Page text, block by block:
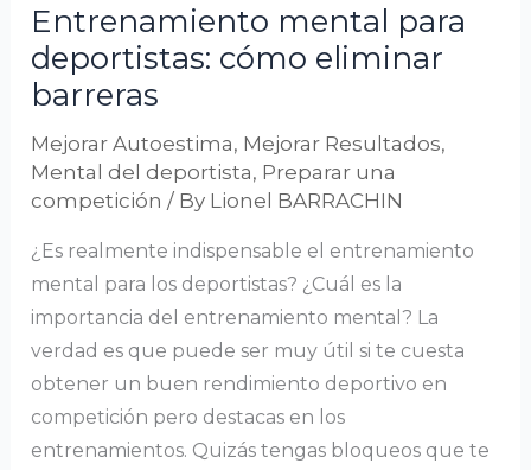
Entrenamiento mental para
deportistas: cómo eliminar
barreras
Mejorar Autoestima, Mejorar Resultados,
Mental del deportista, Preparar una
competición / By Lionel BARRACHIN
¿Es realmente indispensable el entrenamiento
mental para los deportistas? ¿Cuál es la
importancia del entrenamiento mental? La
verdad es que puede ser muy útil si te cuesta
obtener un buen rendimiento deportivo en
competición pero destacas en los
entrenamientos. Quizás tengas bloqueos que te